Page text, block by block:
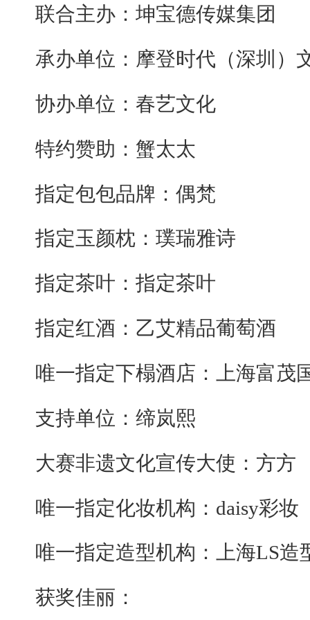
联合主办：坤宝德传媒集团
承办单位：摩登时代（深圳）
协办单位：春艺文化
特约赞助：蟹太太
指定包包品牌：偶梵
指定玉颜枕：璞瑞雅诗
指定茶叶：指定茶叶
指定红酒：乙艾精品葡萄酒
唯一指定下榻酒店：上海富茂
支持单位：缔岚熙
大赛非遗文化宣传大使：方方
唯一指定化妆机构： daisy彩妆
唯一指定造型机构：上海LS造
获奖佳丽：